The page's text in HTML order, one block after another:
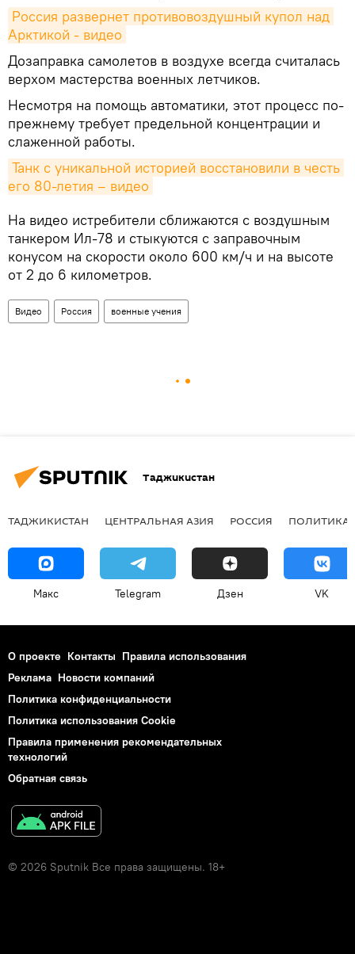
Россия развернет противовоздушный купол над
Арктикой - видео
Дозаправка самолетов в воздухе всегда считалась
верхом мастерства военных летчиков.
Несмотря на помощь автоматики, этот процесс по-
прежнему требует предельной концентрации и
слаженной работы.
Танк с уникальной историей восстановили в честь
его 80-летия – видео
На видео истребители сближаются с воздушным
танкером Ил-78 и стыкуются с заправочным
конусом на скорости около 600 км/ч и на высоте
от 2 до 6 километров.
Видео Россия военные учения
Таджикистан
ТАДЖИКИСТАН ЦЕНТРАЛЬНАЯ АЗИЯ РОССИЯ ПОЛИТИКА
Макс Telegram Дзен VK
О проекте Контакты Правила использования
Реклама Новости компаний
Политика конфиденциальности
Политика использования Cookie
Правила применения рекомендательных
технологий
Обратная связь
© 2026 Sputnik Все права защищены. 18+